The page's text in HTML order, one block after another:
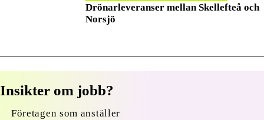
Drönarleveranser mellan Skellefteå och
Norsjö
Insikter om jobb?
Företagen som anställer